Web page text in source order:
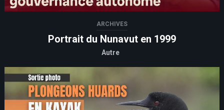
ARCHIVES
Portrait du Nunavut en 1999
Autre